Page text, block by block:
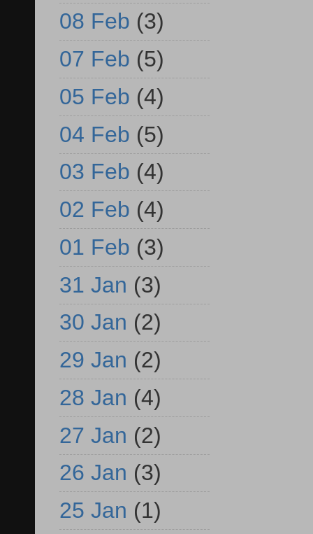
08 Feb (3)
07 Feb (5)
05 Feb (4)
04 Feb (5)
03 Feb (4)
02 Feb (4)
01 Feb (3)
31 Jan (3)
30 Jan (2)
29 Jan (2)
28 Jan (4)
27 Jan (2)
26 Jan (3)
25 Jan (1)